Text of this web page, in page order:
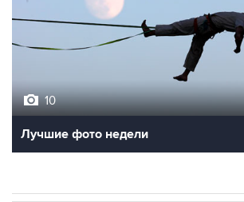
10
Лучшие фото недели